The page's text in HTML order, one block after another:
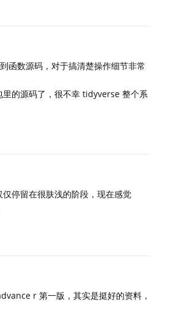
函数源码，对于搞清楚操作细节非常
的源码了，很不幸 tidyverse 整个系
仅停留在很肤浅的阶段，现在感觉
r 第一版，其实是挺好的资料，